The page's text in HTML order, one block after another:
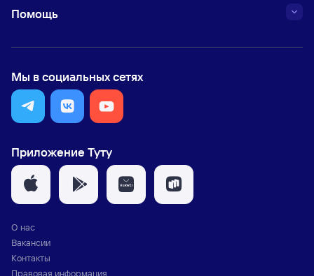
Помощь
Мы в социальных сетях
Приложение Туту
О нас
Вакансии
Контакты
Правовая информация